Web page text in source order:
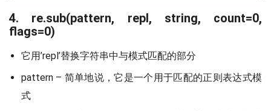
4. re.sub(pattern, repl, string, count=0,
flags=0)
它用’repl’替换字符串中与模式匹配的部分
pattern – 简单地说，它是一个用于匹配的正则表达式模
式